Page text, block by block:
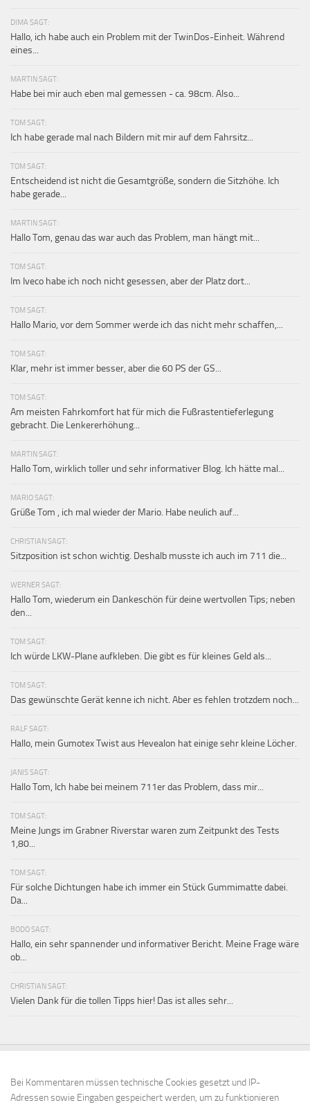
DIMA SAGT:
Hallo, ich habe auch ein Problem mit der TwinDos-Einheit. Während
eines...
MARTIN SAGT:
Habe bei mir auch eben mal gemessen - ca. 98cm. Also...
TOM SAGT:
Ich habe gerade mal nach Bildern mit mir auf dem Fahrsitz...
TOM SAGT:
Entscheidend ist nicht die Gesamtgröße, sondern die Sitzhöhe. Ich
habe gerade...
MARTIN SAGT:
Hallo Tom, genau das war auch das Problem, man hängt mit...
TOM SAGT:
Im Iveco habe ich noch nicht gesessen, aber der Platz dort...
TOM SAGT:
Hallo Mario, vor dem Sommer werde ich das nicht mehr schaffen,...
TOM SAGT:
Klar, mehr ist immer besser, aber die 60 PS der GS...
TOM SAGT:
Am meisten Fahrkomfort hat für mich die Fußrastentieferlegung
gebracht. Die Lenkererhöhung...
MARTIN SAGT:
Hallo Tom, wirklich toller und sehr informativer Blog. Ich hätte mal...
MARIO SAGT:
Grüße Tom , ich mal wieder der Mario. Habe neulich auf...
CHRISTIAN SAGT:
Sitzposition ist schon wichtig. Deshalb musste ich auch im 711 die...
WERNER SAGT:
Hallo Tom, wiederum ein Dankeschön für deine wertvollen Tips; neben
den...
TOM SAGT:
Ich würde LKW-Plane aufkleben. Die gibt es für kleines Geld als...
TOM SAGT:
Das gewünschte Gerät kenne ich nicht. Aber es fehlen trotzdem noch...
RALF SAGT:
Hallo, mein Gumotex Twist aus Hevealon hat einige sehr kleine Löcher.
JANIS SAGT:
Hallo Tom, Ich habe bei meinem 711er das Problem, dass mir...
TOM SAGT:
Meine Jungs im Grabner Riverstar waren zum Zeitpunkt des Tests
1,80...
TOM SAGT:
Für solche Dichtungen habe ich immer ein Stück Gummimatte dabei.
Da...
BODO SAGT:
Hallo, ein sehr spannender und informativer Bericht. Meine Frage wäre
ob...
CHRISTIAN SAGT:
Vielen Dank für die tollen Tipps hier! Das ist alles sehr...
Bei Kommentaren müssen technische Cookies gesetzt und IP-
Adressen sowie Eingaben gespeichert werden, um zu funktionieren